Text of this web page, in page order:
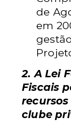
de
em
2. A Lei
Fiscais
clube